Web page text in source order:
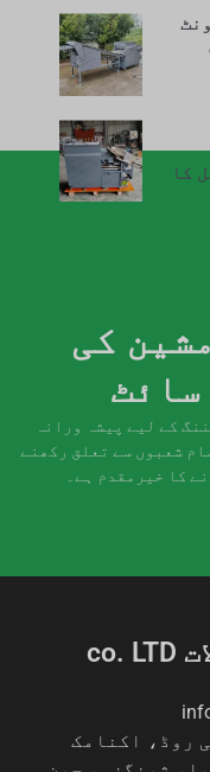
نسل کا
کی
کے لیے پیشہ ورانہ
شعبوں سے تعلق رکھنے
کا خیرمقدم ہے۔
روڈ، اکنامک